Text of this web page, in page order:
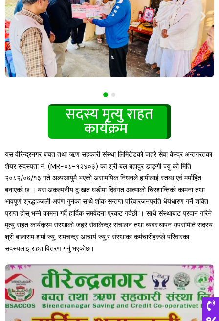
सदस्य मृत्यु राहत
कार्यक्रम
यस वीरेन्द्रनगर बचत तथा ऋण सहकारी संस्था लिमिटेडको जहरे सेवा केन्द्र अन्तगरतका
शेयर सदस्यता नं. (MR-०८-१२४०३) का श्री बल बहादुर डाङ्गी ज्यु को मिति
२०८२/०७/१३ गते अल्पआयुमै भएको असामयिक निधनले हामीलाई स्तब्ध एवं मर्माहित
बनाएको छ । यस अकल्पनीय दुःखत घडीमा दिवंगत आत्माको चिरशान्तिको कामना तथा
भावपूर्ण श्रद्धाञ्जली अर्पण गुर्नका साथै शोक सन्तप्त परिवारजनप्रति धैर्यधारण गर्ने शक्ति
प्राप्त होस् भन्ने कामना गर्दै हार्दिक समवेदना प्रकट गर्दछौ“। साथै संस्थाबाट प्रदान गरिने
मृत्यु राहत कार्यक्रम संस्थाको जहरे सेवाकेन्द्र संचालन तथा व्यवस्थापन उपसमिति सदस्य
श्री बालाराम शर्मा ज्यु, रामचन्द्र आचार्य ज्यु,र संस्थाका कर्मचारीहरूले परिवारका
सदस्यलाइ राहत वितरण गर्नु भएकोछ।